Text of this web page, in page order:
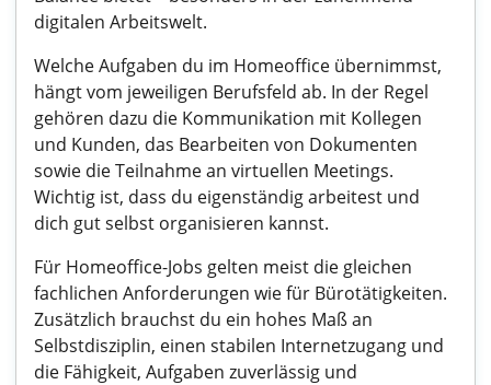
digitalen Arbeitswelt.
Welche Aufgaben du im Homeoffice übernimmst,
hängt vom jeweiligen Berufsfeld ab. In der Regel
gehören dazu die Kommunikation mit Kollegen
und Kunden, das Bearbeiten von Dokumenten
sowie die Teilnahme an virtuellen Meetings.
Wichtig ist, dass du eigenständig arbeitest und
dich gut selbst organisieren kannst.
Für Homeoffice-Jobs gelten meist die gleichen
fachlichen Anforderungen wie für Bürotätigkeiten.
Zusätzlich brauchst du ein hohes Maß an
Selbstdisziplin, einen stabilen Internetzugang und
die Fähigkeit, Aufgaben zuverlässig und